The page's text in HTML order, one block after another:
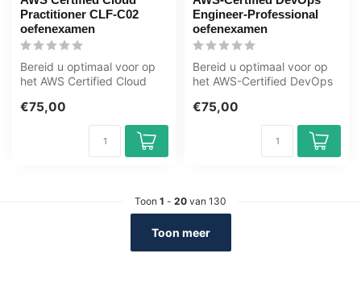
Practitioner CLF-C02
oefenexamen
Bereid u optimaal voor op
het AWS Certified Cloud
examen me...
€75,00
Engineer-Professional
oefenexamen
Bereid u optimaal voor op
het AWS-Certified DevOps
examen ...
€75,00
Toon 1 - 20 van 130
Toon meer